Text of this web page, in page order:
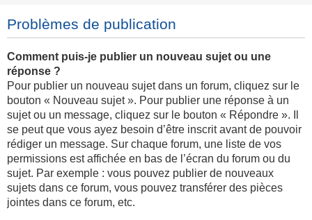
Problèmes de publication
Comment puis-je publier un nouveau sujet ou une
réponse ?
Pour publier un nouveau sujet dans un forum, cliquez sur le
bouton « Nouveau sujet ». Pour publier une réponse à un
sujet ou un message, cliquez sur le bouton « Répondre ». Il
se peut que vous ayez besoin d’être inscrit avant de pouvoir
rédiger un message. Sur chaque forum, une liste de vos
permissions est affichée en bas de l’écran du forum ou du
sujet. Par exemple : vous pouvez publier de nouveaux
sujets dans ce forum, vous pouvez transférer des pièces
jointes dans ce forum, etc.